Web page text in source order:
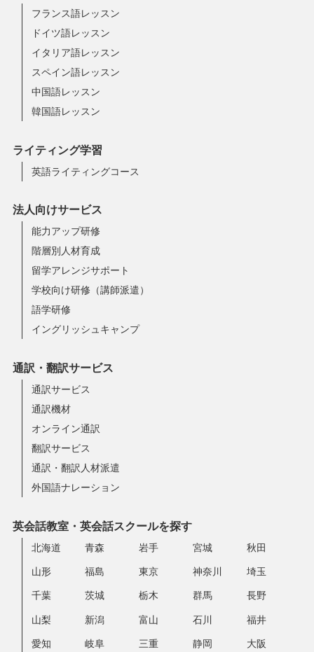
フランス語レッスン
ドイツ語レッスン
イタリア語レッスン
スペイン語レッスン
中国語レッスン
韓国語レッスン
ライティング学習
英語ライティングコース
法人向けサービス
能力アップ研修
階層別人材育成
留学アレンジサポート
学校向け研修（講師派遣）
語学研修
イングリッシュキャンプ
通訳・翻訳サービス
通訳サービス
通訳機材
オンライン通訳
翻訳サービス
通訳・翻訳人材派遣
外国語ナレーション
英会話教室・英会話スクールを探す
北海道 青森 岩手 宮城 秋田
山形 福島 東京 神奈川 埼玉
千葉 茨城 栃木 群馬 長野
山梨 新潟 富山 石川 福井
愛知 岐阜 三重 静岡 大阪